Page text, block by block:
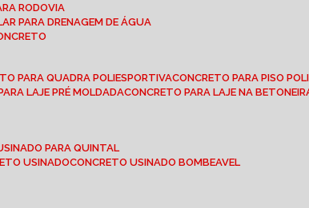
RODOVIA
PARA DRENAGEM DE ÁGUA
PARA QUADRA POLIESPORTIVA
CONCRETO PARA PISO
LAJE PRÉ MOLDADA CONCRETO PARA LAJE NA
PARA QUINTAL
USINADO CONCRETO USINADO BOMBEAVEL